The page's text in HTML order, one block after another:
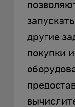
другие
покупки